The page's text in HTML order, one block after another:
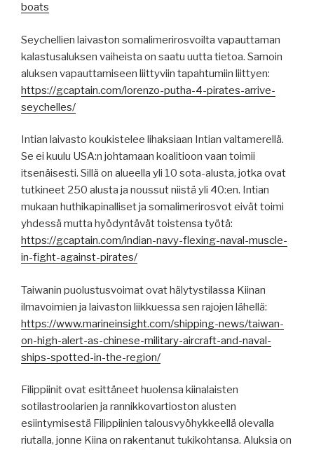
boats
Seychellien laivaston somalimerirosvoilta vapauttaman
kalastusaluksen vaiheista on saatu uutta tietoa. Samoin
aluksen vapauttamiseen liittyviin tapahtumiin liittyen:
https://gcaptain.com/lorenzo-putha-4-pirates-arrive-
seychelles/
Intian laivasto koukistelee lihaksiaan Intian valtamerellä.
Se ei kuulu USA:n johtamaan koalitioon vaan toimii
itsenäisesti. Sillä on alueella yli 10 sota-alusta, jotka ovat
tutkineet 250 alusta ja noussut niistä yli 40:en. Intian
mukaan huthikapinalliset ja somalimerirosvot eivät toimi
yhdessä mutta hyödyntävät toistensa työtä:
https://gcaptain.com/indian-navy-flexing-naval-muscle-
in-fight-against-pirates/
Taiwanin puolustusvoimat ovat hälytystilassa Kiinan
ilmavoimien ja laivaston liikkuessa sen rajojen lähellä:
https://www.marineinsight.com/shipping-news/taiwan-
on-high-alert-as-chinese-military-aircraft-and-naval-
ships-spotted-in-the-region/
Filippiinit ovat esittäneet huolensa kiinalaisten
sotilastroolarien ja rannikkovartioston alusten
esiintymisestä Filippiinien talousvyöhykkeellä olevalla
riutalla, jonne Kiina on rakentanut tukikohtansa. Aluksia on